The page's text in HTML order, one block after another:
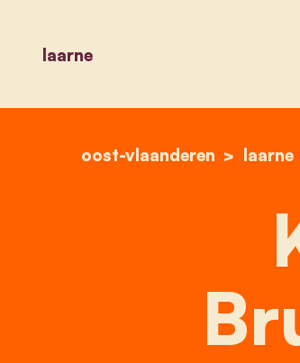
laarne
oost-vlaanderen laarne